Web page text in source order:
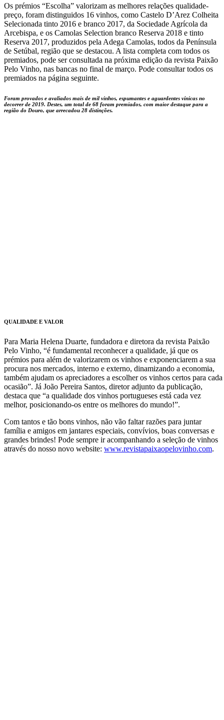
Os prémios “Escolha” valorizam as melhores relações qualidade-
preço, foram distinguidos 16 vinhos, como Castelo D’Arez Colheita
Selecionada tinto 2016 e branco 2017, da Sociedade Agrícola da
Arcebispa, e os Camolas Selection branco Reserva 2018 e tinto
Reserva 2017, produzidos pela Adega Camolas, todos da Península
de Setúbal, região que se destacou. A lista completa com todos os
premiados, pode ser consultada na próxima edição da revista Paixão
Pelo Vinho, nas bancas no final de março. Pode consultar todos os
premiados na página seguinte.
Foram provados e avaliados mais de mil vinhos, espumantes e aguardentes vínicas no
decorrer de 2019. Destes, um total de 68 foram premiados, com maior destaque para a
região do Douro, que arrecadou 28 distinções.
QUALIDADE E VALOR
Para Maria Helena Duarte, fundadora e diretora da revista Paixão
Pelo Vinho, “é fundamental reconhecer a qualidade, já que os
prémios para além de valorizarem os vinhos e exponenciarem a sua
procura nos mercados, interno e externo, dinamizando a economia,
também ajudam os apreciadores a escolher os vinhos certos para cada
ocasião”. Já João Pereira Santos, diretor adjunto da publicação,
destaca que “a qualidade dos vinhos portugueses está cada vez
melhor, posicionando-os entre os melhores do mundo!”.
Com tantos e tão bons vinhos, não vão faltar razões para juntar
família e amigos em jantares especiais, convívios, boas conversas e
grandes brindes! Pode sempre ir acompanhando a seleção de vinhos
através do nosso novo website: www.revistapaixaopelovinho.com.